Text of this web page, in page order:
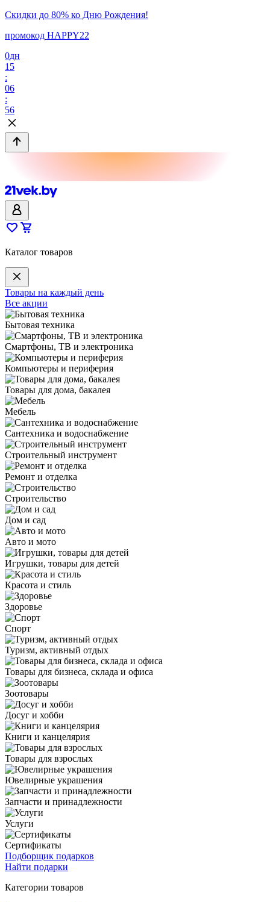
Скидки до 80% ко Дню Рождения!
промокод HAPPY22
0дн
15
:
06
:
56
Каталог товаров
Товары на каждый день
Все акции
Бытовая техника
Смартфоны, ТВ и электроника
Компьютеры и периферия
Товары для дома, бакалея
Мебель
Сантехника и водоснабжение
Строительный инструмент
Ремонт и отделка
Строительство
Дом и сад
Авто и мото
Игрушки, товары для детей
Красота и стиль
Здоровье
Спорт
Туризм, активный отдых
Товары для бизнеса, склада и офиса
Зоотовары
Досуг и хобби
Книги и канцелярия
Товары для взрослых
Ювелирные украшения
Запчасти и принадлежности
Услуги
Сертификаты
Подборщик подарков
Найти подарки
Категории товаров